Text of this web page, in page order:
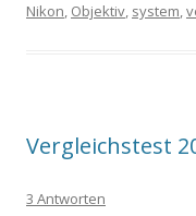
Nikon, Objektiv, system,
Vergleichstest
3 Antworten